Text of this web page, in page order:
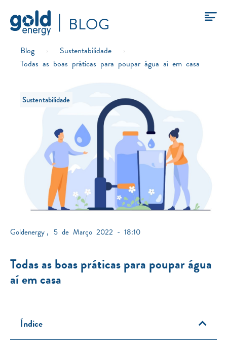
BLOG
Blog › Sustentabilidade
›
Todas as boas práticas para poupar água aí em casa
Sustentabilidade
Goldenergy 5 de Março 2022 - 18:10
Todas as boas práticas para poupar água
aí em casa
Índice